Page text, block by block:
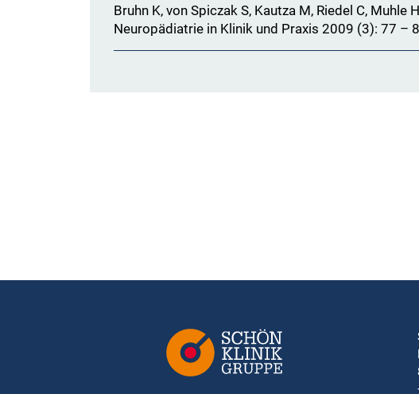
Bruhn K, von Spiczak S, Kautza M, Riedel C, Muhle
Neuropädiatrie in Klinik und Praxis 2009 (3): 77 –